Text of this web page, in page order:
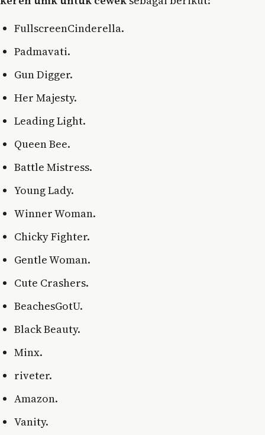
FullscreenCinderella.
Padmavati.
Gun Digger.
Her Majesty.
Leading Light.
Queen Bee.
Battle Mistress.
Young Lady.
Winner Woman.
Chicky Fighter.
Gentle Woman.
Cute Crashers.
BeachesGotU.
Black Beauty.
Minx.
riveter.
Amazon.
Vanity.